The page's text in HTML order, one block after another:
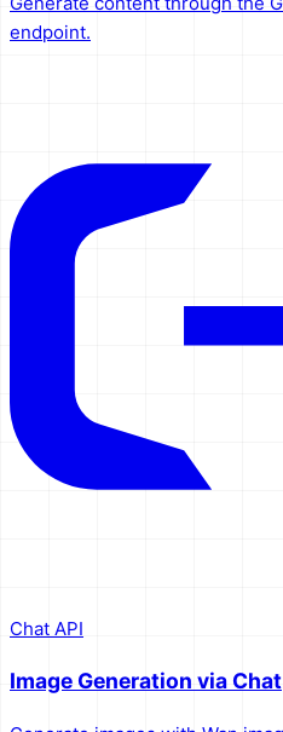
endpoint.
Chat API
Image Generation via Chat